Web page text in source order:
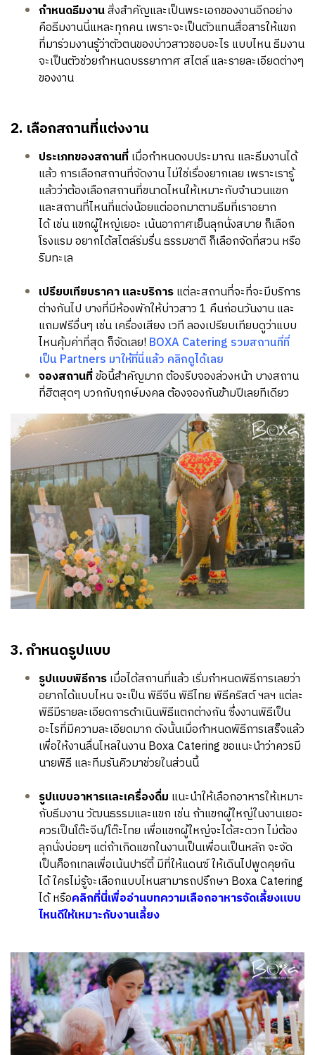
กำหนดธีมงานสิ่งสำคัญและเป็นพระเอกของงานอีกอย่าง
คือธีมงานนี่แหละทุกคน เพราะจะเป็นตัวแทนสื่อสารให้แขก
ที่มาร่วมงานรู้ว่าตัวตนของบ่าวสาวชอบอะไร แบบไหน ธีมงาน
จะเป็นตัวช่วยกำหนดบรรยากาศ สไตล์ และรายละเอียดต่างๆ
ของงาน
2. เลือกสถานที่แต่งงาน
ประเภทของสถานที่เมื่อกำหนดงบประมาณ และธีมงานได้
แล้ว การเลือกสถานที่จัดงาน ไม่ใช่เรื่องยากเลย เพราะเรารู้
แล้วว่าต้องเลือกสถานที่ขนาดไหนให้เหมาะกับจำนวนแขก
และสถานที่ไหนที่แต่งน้อยแต่ออกมาตามธีมที่เราอยาก
ได้ เช่น แขกผู้ใหญ่เยอะ เน้นอากาศเย็นลุกนั่งสบาย ก็เลือก
โรงแรม อยากได้สไตล์ร่มรื่น ธรรมชาติ ก็เลือกจัดที่สวน หรือ
ริมทะเล
เปรียบเทียบราคา และบริการแต่ละสถานที่จะที่จะมีบริการ
ต่างกันไป บางที่มีห้องพักให้บ่าวสาว 1 คืนก่อนวันงาน และ
แถมฟรีอื่นๆ เช่น เครื่องเสียง เวที ลองเปรียบเทียบดูว่าแบบ
ไหนคุ้มค่าที่สุด ก็จัดเลย!BOXA Catering รวมสถานที่ที่
เป็น Partners มาให้ที่นี่แล้ว คลิกดูได้เลย
จองสถานที่ข้อนี้สำคัญมาก ต้องรีบจองล่วงหน้า บางสถาน
ที่ฮิตสุดๆ บวกกับฤกษ์มงคล ต้องจองกันข้้ามปีเลยทีเดียว
3. กำหนดรูปแบบ
รูปแบบพิธีการเมื่อได้สถานที่แล้ว เริ่มกำหนดพิธีการเลยว่า
อยากได้แบบไหน จะเป็น พิธีจีน พิธีไทย พิธีคริสต์ ฯลฯ แต่ละ
พิธีมีรายละเอียดการดำเนินพิธีแตกต่างกัน ซึ่งงานพิธีเป็น
อะไรที่มีความละเอียดมาก ดังนั้นเมื่อกำหนดพิธีการเสร็จแล้ว
เพื่อให้งานลื่นไหลในงาน Boxa Catering ขอแนะนำว่าควรมี
นายพิธี และทีมรันคิวมาช่วยในส่วนนี้
รูปแบบอาหารและเครื่องดื่ม แนะนำให้เลือกอาหารให้เหมาะ
กับธีมงาน วัฒนธรรมและแขก เช่น ถ้าแขกผู้ใหญ่ในงานเยอะ
ควรเป็นโต๊ะจีน/โต๊ะไทย เพื่อแขกผู้ใหญ่จะได้สะดวก ไม่ต้อง
ลุกนั่งบ่อยๆ แต่ถ้าเกิดแขกในงานเป็นเพื่อนเป็นหลัก จะจัด
เป็นค็อกเทลเพื่อเน้นปาร์ตี้ มีที่ให้แดนซ์ ให้เดินไปพูดคุยกัน
ได้ ใครไม่รู้จะเลือกแบบไหนสามารถปรึกษา Boxa Catering
ได้ หรือคลิกที่นี่เพื่ออ่านบทความเลือกอาหารจัดเลี้ยงแบบ
ไหนดีให้เหมาะกับงานเลี้ยง